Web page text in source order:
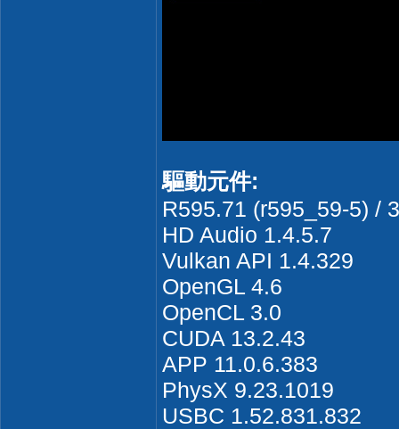
驅動元件:
R595.71 (r595_59-5) /
HD Audio 1.4.5.7
Vulkan API 1.4.329
OpenGL 4.6
OpenCL 3.0
CUDA 13.2.43
APP 11.0.6.383
PhysX 9.23.1019
USBC 1.52.831.832